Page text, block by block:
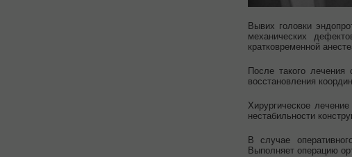
Вывих головки
механических
кратковременной
После такого
восстановления
Хирургическое
нестабильности
В случае
Выполняет операцию